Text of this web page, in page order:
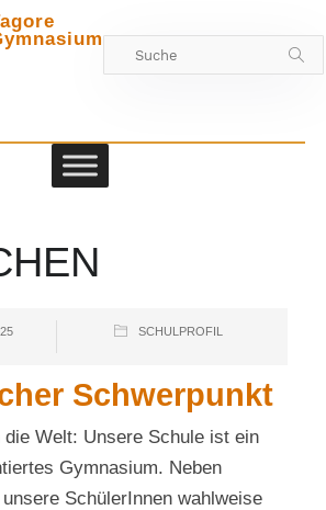
Zwischen
SCHULPROFIL
Schwerpunkt
Welt: Unsere Schule ist ein
Gymnasium. Neben
SchülerInnen wahlweise